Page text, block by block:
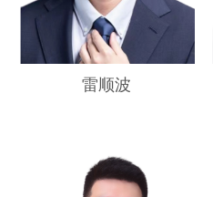
雷顺波